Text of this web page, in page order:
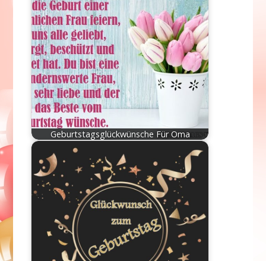
Geburtstagsglückwünsche Für Oma